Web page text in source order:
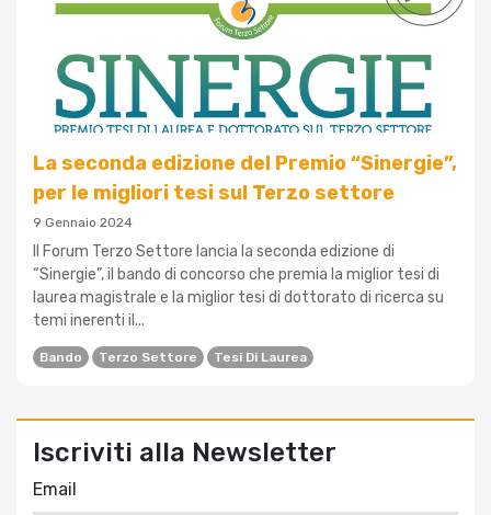
La seconda edizione del Premio “Sinergie”,
per le migliori tesi sul Terzo settore
9 Gennaio 2024
Il Forum Terzo Settore lancia la seconda edizione di
“Sinergie”, il bando di concorso che premia la miglior tesi di
laurea magistrale e la miglior tesi di dottorato di ricerca su
temi inerenti il...
Bando Terzo Settore Tesi Di Laurea
Iscriviti alla Newsletter
Email